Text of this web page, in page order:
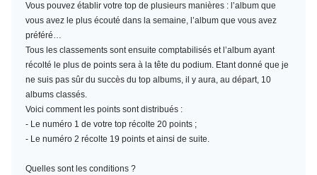
Vous pouvez établir votre top de plusieurs manières : l’album que
vous avez le plus écouté dans la semaine, l’album que vous avez
préféré…
Tous les classements sont ensuite comptabilisés et l’album ayant
récolté le plus de points sera à la tête du podium. Etant donné que je
ne suis pas sûr du succès du top albums, il y aura, au départ, 10
albums classés.
Voici comment les points sont distribués :
- Le numéro 1 de votre top récolte 20 points ;
- Le numéro 2 récolte 19 points et ainsi de suite.
Quelles sont les conditions ?